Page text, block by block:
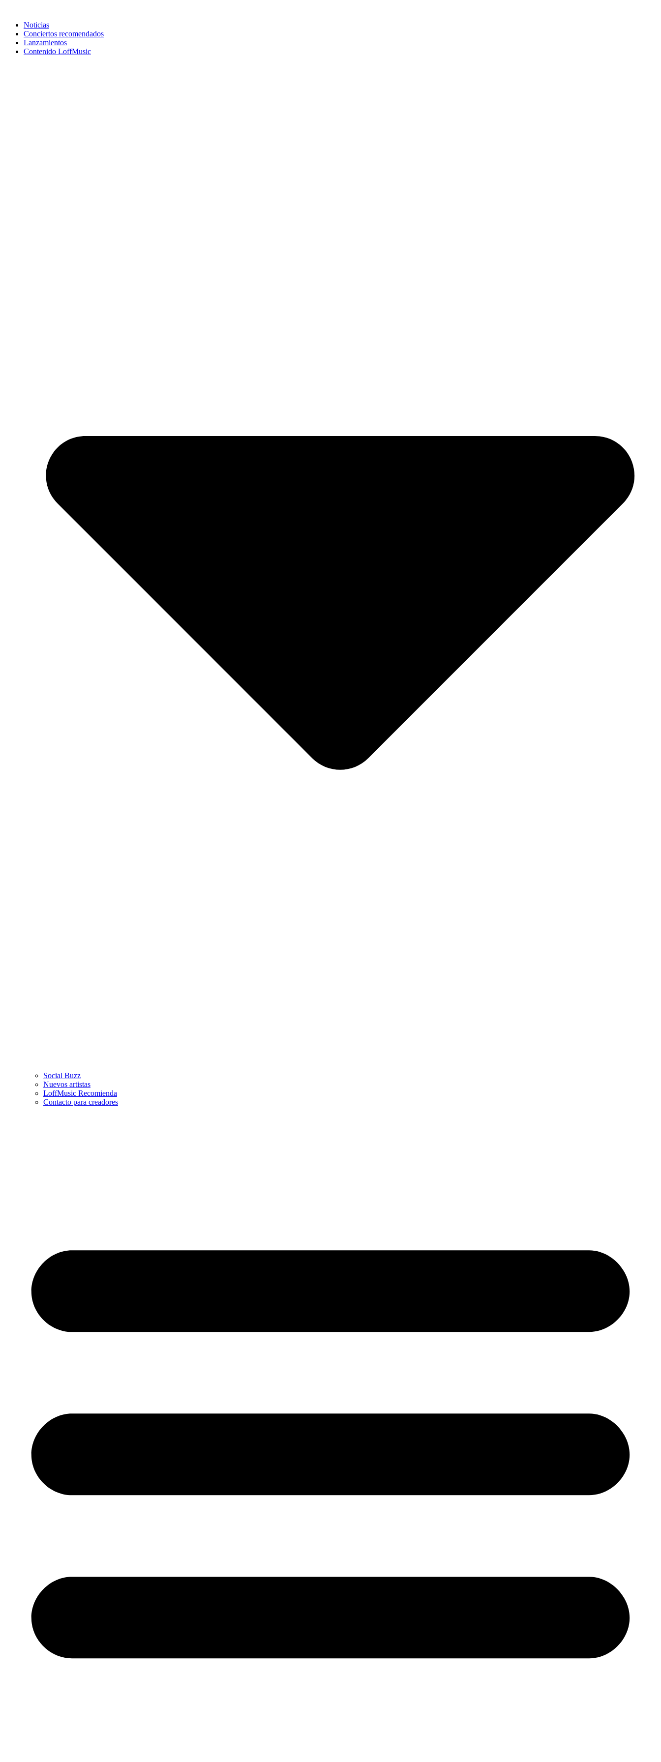
Noticias
Conciertos recomendados
Lanzamientos
Contenido LoffMusic
Social Buzz
Nuevos artistas
LoffMusic Recomienda
Contacto para creadores